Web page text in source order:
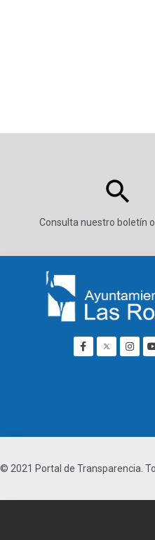
Consulta nuestro boletín
© 2021 Portal de Transparencia.